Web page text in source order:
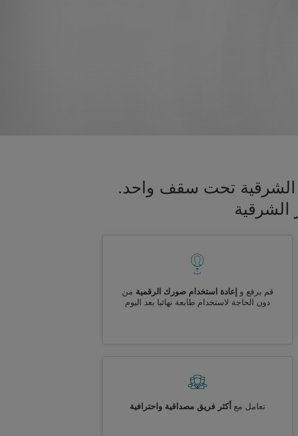
الشرقية تحت سقف واحد.
الشرقية
قم برفع و إعادة استخدام صورك الرقمية من
دون الحاجة لاستخدام طابعة نهائيا بعد اليوم
تعامل مع أكثر فريق مصداقية واحترافية